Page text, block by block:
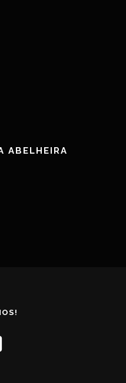
ABELHEIRA